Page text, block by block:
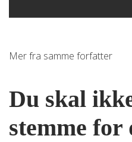
Mer fra samme forfatter
Du skal
stemme for